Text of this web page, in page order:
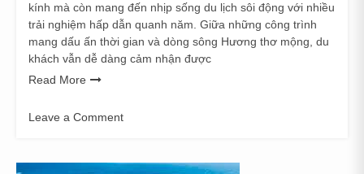
kính mà còn mang đến nhịp sống du lịch sôi động với nhiều
trải nghiệm hấp dẫn quanh năm. Giữa những công trình
mang dấu ấn thời gian và dòng sông Hương thơ mộng, du
khách vẫn dễ dàng cảm nhận được
Read More
Leave a Comment